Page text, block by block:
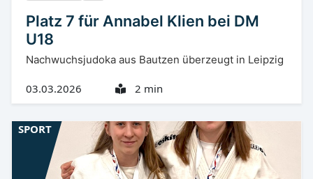
Platz 7 für Annabel Klien bei DM
U18
Nachwuchsjudoka aus Bautzen überzeugt in Leipzig
03.03.2026 2 min
SPORT